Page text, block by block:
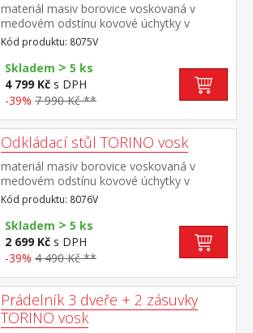
materiál masiv borovice voskovaná v
medovém odstínu kovové úchytky v
barevném provedení černěná mosaz 3
dvouřadé výklopy
Kód produktu: 8075V
Skladem > 5 ks
4 799 Kč s DPH
-39% 7 990 Kč **
Odkládací stůl TORINO vosk
materiál masiv borovice voskovaná v
medovém odstínu kovové úchytky v
barevném provedení černěná mosaz dvě
zásuvky s kovovými pojezdy
Kód produktu: 8076V
Skladem > 5 ks
2 699 Kč s DPH
-39% 4 490 Kč **
Prádelník 3 dveře + 2 zásuvky
TORINO vosk